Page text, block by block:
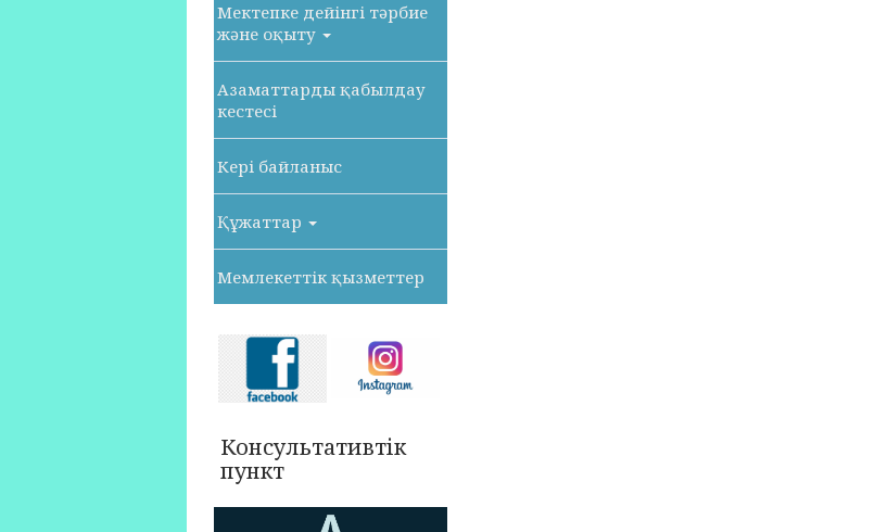
Мектепке дейінгі тәрбие
және оқыту
Азаматтарды қабылдау
кестесі
Кері байланыс
Құжаттар
Мемлекеттік қызметтер
Консультативтік
пункт